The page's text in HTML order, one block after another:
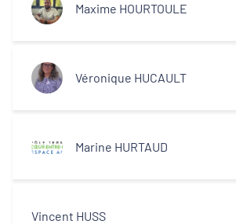
Maxime HOURTOULE
Véronique HUCAULT
Marine HURTAUD
Vincent HUSS